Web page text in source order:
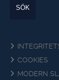
COOKIES
MODERN